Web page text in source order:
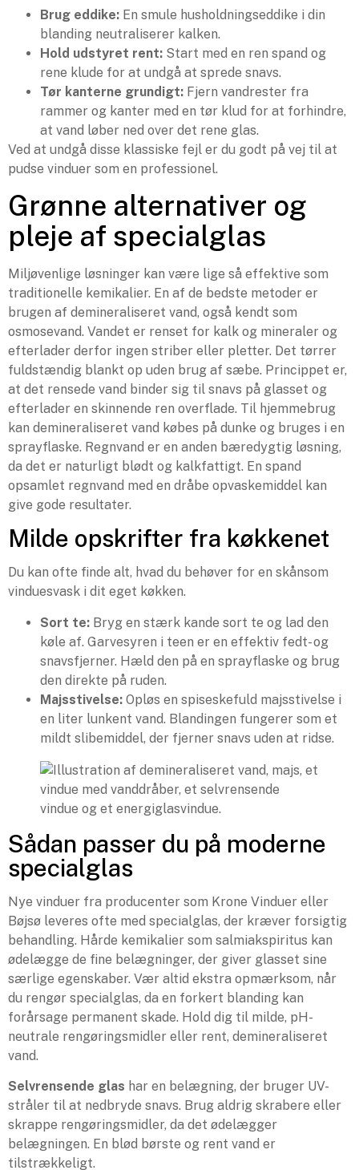
Brug eddike: En smule husholdningseddike i din
blanding neutraliserer kalken.
Hold udstyret rent: Start med en ren spand og
rene klude for at undgå at sprede snavs.
Tør kanterne grundigt: Fjern vandrester fra
rammer og kanter med en tør klud for at forhindre,
at vand løber ned over det rene glas.
Ved at undgå disse klassiske fejl er du godt på vej til at
pudse vinduer som en professionel.
Grønne alternativer og
pleje af specialglas
Miljøvenlige løsninger kan være lige så effektive som
traditionelle kemikalier. En af de bedste metoder er
brugen af demineraliseret vand, også kendt som
osmosevand. Vandet er renset for kalk og mineraler og
efterlader derfor ingen striber eller pletter. Det tørrer
fuldstændig blankt op uden brug af sæbe. Princippet er,
at det rensede vand binder sig til snavs på glasset og
efterlader en skinnende ren overflade. Til hjemmebrug
kan demineraliseret vand købes på dunke og bruges i en
sprayflaske. Regnvand er en anden bæredygtig løsning,
da det er naturligt blødt og kalkfattigt. En spand
opsamlet regnvand med en dråbe opvaskemiddel kan
give gode resultater.
Milde opskrifter fra køkkenet
Du kan ofte finde alt, hvad du behøver for en skånsom
vinduesvask i dit eget køkken.
Sort te: Bryg en stærk kande sort te og lad den
køle af. Garvesyren i teen er en effektiv fedt- og
snavsfjerner. Hæld den på en sprayflaske og brug
den direkte på ruden.
Majsstivelse: Opløs en spiseskefuld majsstivelse i
en liter lunkent vand. Blandingen fungerer som et
mildt slibemiddel, der fjerner snavs uden at ridse.
Sådan passer du på moderne
specialglas
Nye vinduer fra producenter som Krone Vinduer eller
Bøjsø leveres ofte med specialglas, der kræver forsigtig
behandling. Hårde kemikalier som salmiakspiritus kan
ødelægge de fine belægninger, der giver glasset sine
særlige egenskaber. Vær altid ekstra opmærksom, når
du rengør specialglas, da en forkert blanding kan
forårsage permanent skade. Hold dig til milde, pH-
neutrale rengøringsmidler eller rent, demineraliseret
vand.
Selvrensende glas har en belægning, der bruger UV-
stråler til at nedbryde snavs. Brug aldrig skrabere eller
skrappe rengøringsmidler, da det ødelægger
belægningen. En blød børste og rent vand er
tilstrækkeligt.